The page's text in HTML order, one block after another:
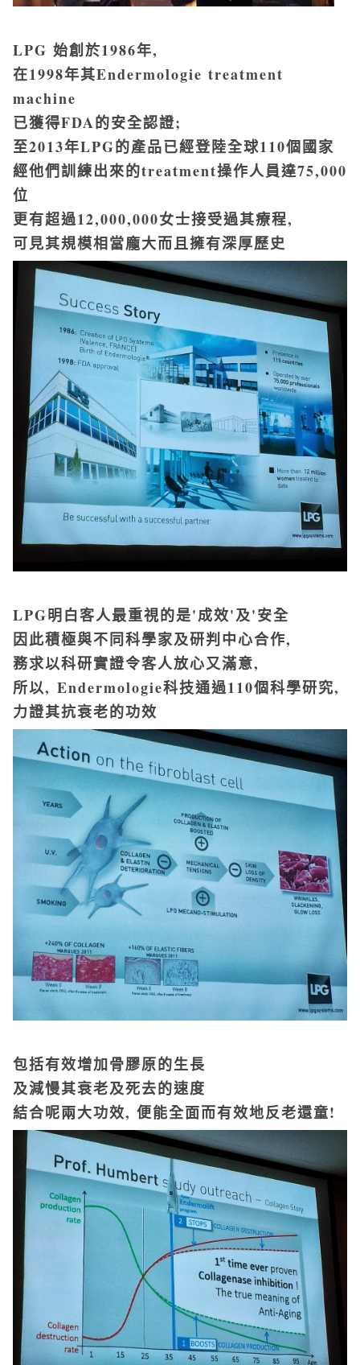
LPG 始創於1986年,
在1998年其Endermologie treatment
machine
已獲得FDA的安全認證;
至2013年LPG的產品已經登陸全球110個國家
經他們訓練出來的treatment操作人員達75,000
位
更有超過12,000,000女士接受過其療程,
可見其規模相當龐大而且擁有深厚歷史
LPG明白客人最重視的是'成效'及'安全
因此積極與不同科學家及研判中心合作,
務求以科研實證令客人放心又滿意,
所以, Endermologie科技通過110個科學研究,
力證其抗衰老的功效
包括有效增加骨膠原的生長
及減慢其衰老及死去的速度
結合呢兩大功效, 便能全面而有效地反老還童!